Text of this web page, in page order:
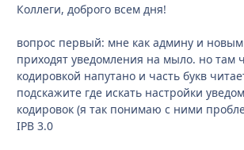
Коллеги, доброго всем дня!
вопрос первый: мне как админу и
приходят уведомления на мыло. но там
кодировкой напутано и часть букв
подскажите где искать настройки
кодировок (я так понимаю с ними
IPB 3.0